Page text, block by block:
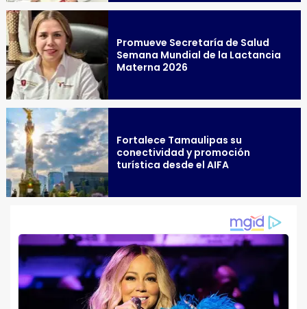
Promueve Secretaría de Salud
Semana Mundial de la Lactancia
Materna 2026
Fortalece Tamaulipas su
conectividad y promoción
turística desde el AIFA